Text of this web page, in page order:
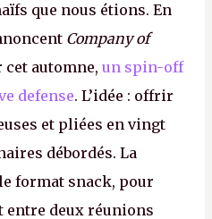
que nous étions. En
Company of
automne, un spin-off
defense. L’idée : offrir
et pliées en vingt
débordés. La
format snack, pour
entre deux réunions